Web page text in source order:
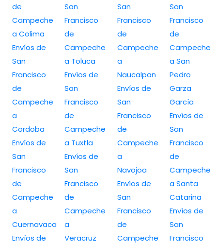
de
Campeche
a Colima
Envíos de
San
Francisco
de
Campeche
a
Cordoba
Envíos de
San
Francisco
de
Campeche
a
Cuernavaca
Envíos de
San
Francisco
de
Campeche
a Toluca
Envíos de
San
Francisco
de
Campeche
a Tuxtla
Envíos de
San
Francisco
de
Campeche
a
Veracruz
San
Francisco
de
Campeche
a
Naucalpan
Envíos de
San
Francisco
de
Campeche
a
Navojoa
Envíos de
San
Francisco
de
Campeche
San
Francisco
de
Campeche
a San
Pedro
Garza
García
Envíos de
San
Francisco
de
Campeche
a Santa
Catarina
Envíos de
San
Francisco